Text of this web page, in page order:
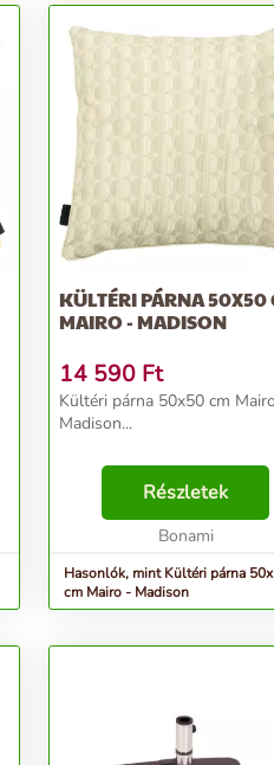
KÜLTÉRI PÁRNA 50X50
MAIRO - MADISON
14 590 Ft
Kültéri párna 50x50 cm
Madison...
Részletek
Bonami
Hasonlók, mint Kültéri párna
cm Mairo - Madison